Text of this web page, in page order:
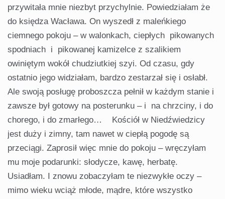
przywitała mnie niezbyt przychylnie. Powiedziałam że
do księdza Wacława. On wyszedł z maleńkiego
ciemnego pokoju – w walonkach, ciepłych pikowanych
spodniach i pikowanej kamizelce z szalikiem
owiniętym wokół chudziutkiej szyi. Od czasu, gdy
ostatnio jego widziałam, bardzo zestarzał się i osłabł.
Ale swoją posługę proboszcza pełnił w każdym stanie i
zawsze był gotowy na posterunku – i na chrzciny, i do
chorego, i do zmarłego… Kościół w Niedźwiedzicy
jest duży i zimny, tam nawet w ciepłą pogodę są
przeciągi. Zaprosił więc mnie do pokoju – wręczyłam
mu moje podarunki: słodycze, kawę, herbatę.
Usiadłam. I znowu zobaczyłam te niezwykłe oczy –
mimo wieku wciąż młode, mądre, które wszystko